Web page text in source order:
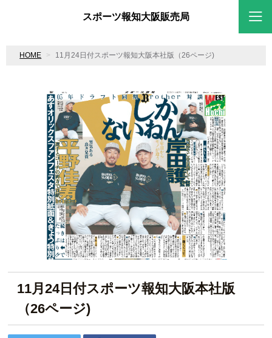
スポーツ報知大阪販売局
HOME 11月24日付スポーツ報知大阪本社版（26ページ)
11月24日付スポーツ報知大阪本社版
（26ページ)